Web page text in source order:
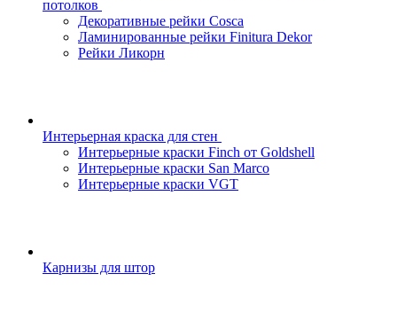
потолков
Декоративные рейки Cosca
Ламинированные рейки Finitura Dekor
Рейки Ликорн
Интерьерная краска для стен
Интерьерные краски Finch от Goldshell
Интерьерные краски San Marco
Интерьерные краски VGT
Карнизы для штор